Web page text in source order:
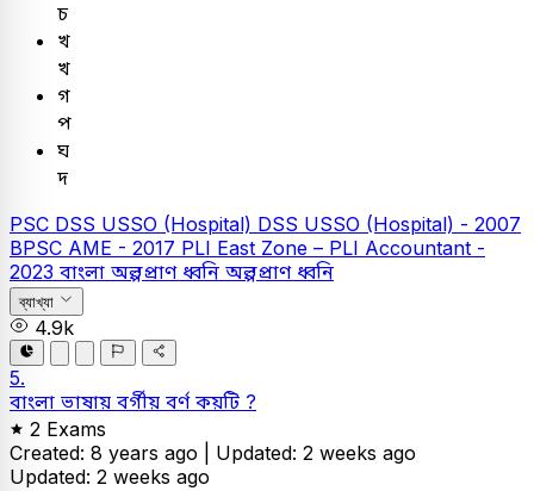
চ
খ
খ
গ
প
ঘ
দ
PSC DSS USSO (Hospital) DSS USSO (Hospital) - 2007
BPSC AME - 2017 PLI East Zone – PLI Accountant -
2023 বাংলা অল্পপ্রাণ ধ্বনি অল্পপ্রাণ ধ্বনি
ব্যাখ্যা
4.9k
5.
বাংলা ভাষায় বর্গীয় বর্ণ কয়টি ?
2 Exams
Created: 8 years ago | Updated: 2 weeks ago
Updated: 2 weeks ago